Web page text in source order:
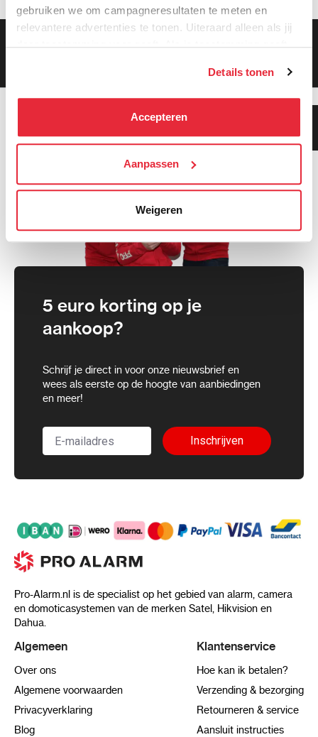
gebruiken we om campagneresultaten te meten en
relevantere advertenties te tonen. Uiteraard alleen als jij
daar toestemming voor geeft. Als je toestemming geeft,
kunnen deze gegevens combineren met informatie die zij
hebben verzameld via het gebruik van hun diensten. Je
kunt alle cookies accepteren, alleen noodzakelijke
We werken samen met21 derden
die uw gegevens
kunnen ontvangen en verwerken.
Details tonen
Accepteren
Aanpassen
Weigeren
5 euro korting op je
aankoop?
Schrijf je direct in voor onze nieuwsbrief en
wees als eerste op de hoogte van aanbiedingen
en meer!
Inschrijven
Pro-Alarm.nl is de specialist op het gebied van alarm, camera
en domoticasystemen van de merken Satel, Hikvision en
Dahua.
Klanten geven ons 9.3
gemiddeld!
Algemeen
Over ons
Algemene voorwaarden
Privacyverklaring
Blog
Klantenservice
Hoe kan ik betalen?
Verzending & bezorging
Retourneren & service
Aansluit instructies